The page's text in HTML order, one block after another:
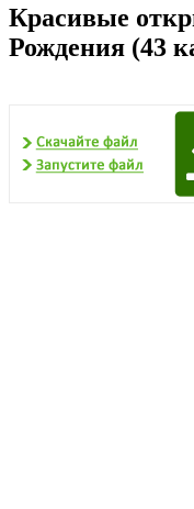
Красивые
Рождения (43